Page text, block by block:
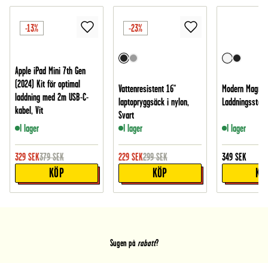
-13%
Apple iPad Mini 7th Gen
(2024) Kit för optimal
laddning med 2m USB-C-
kabel, Vit
I lager
329 SEK379 SEK
KÖP
-23%
Vattenresistent 16"
laptopryggsäck i nylon,
Svart
I lager
229 SEK299 SEK
KÖP
Modern
I lager
349 SEK
Sugen på rabatt?